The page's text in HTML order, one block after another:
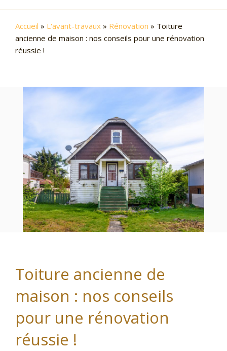
Accueil » L'avant-travaux » Rénovation » Toiture
ancienne de maison : nos conseils pour une rénovation
réussie !
Toiture ancienne de
maison : nos conseils
pour une rénovation
réussie !